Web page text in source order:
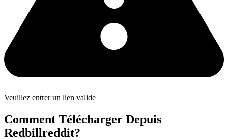
Veuillez entrer un lien valide
Comment Télécharger Depuis
Redbillreddit?